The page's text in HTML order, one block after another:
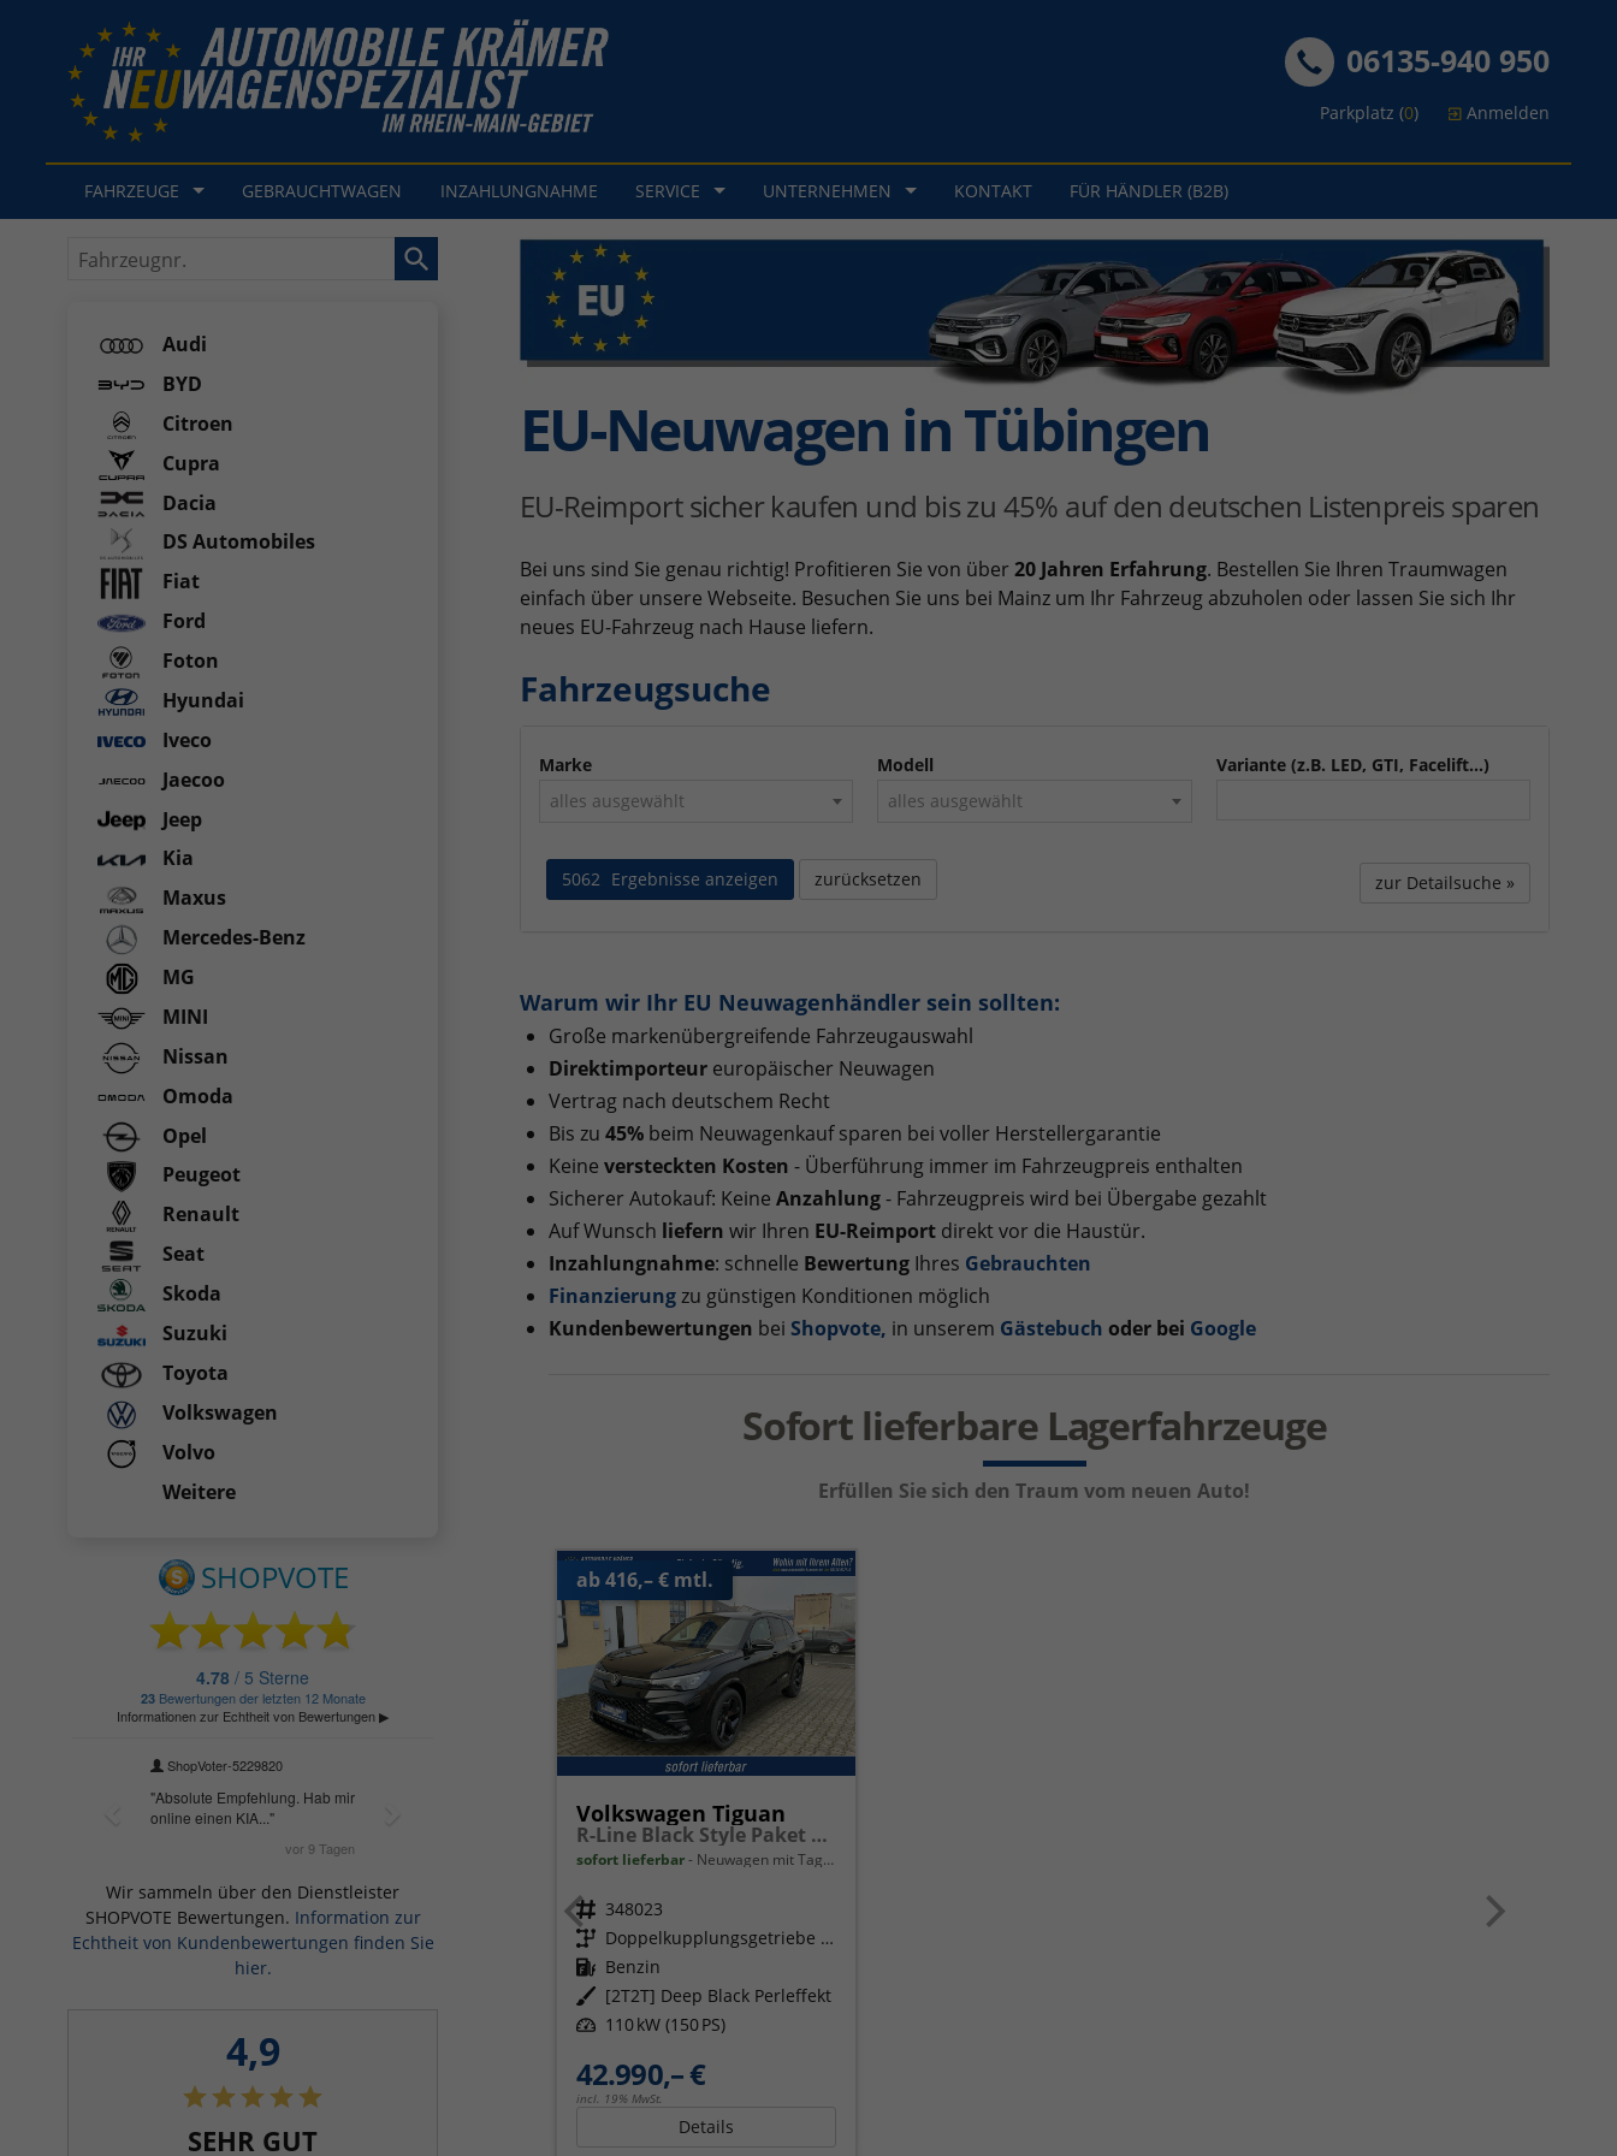
06135-940 950
Parkplatz (0) Anmelden
FAHRZEUGE GEBRAUCHTWAGEN INZAHLUNGNAHME SERVICE UNTERNEHMEN KONTAKT FÜR HÄNDLER (B2B)
EU-Neuwagen in Tübingen
EU-Reimport sicher kaufen und bis zu 45% auf den deutschen Listenpreis sparen
Bei uns sind Sie genau richtig! Profitieren Sie von über 20 Jahren Erfahrung. Bestellen Sie Ihren Traumwagen
einfach über unsere Webseite. Besuchen Sie uns bei Mainz um Ihr Fahrzeug abzuholen oder lassen Sie sich Ihr
neues EU-Fahrzeug nach Hause liefern.
Fahrzeugsuche
Marke
alles ausgewählt
Modell
alles ausgewählt
Variante (z.B. LED, GTI, Facelift...)
5062 Ergebnisse anzeigen zurücksetzen zur Detailsuche »
Warum wir Ihr EU Neuwagenhändler sein sollten:
Große markenübergreifende Fahrzeugauswahl
Direktimporteureuropäischer Neuwagen
Vertrag nach deutschem Recht
Bis zu 45%beim Neuwagenkauf sparen bei voller Herstellergarantie
Keine versteckten Kosten - Überführung immer im Fahrzeugpreis enthalten
Sicherer Autokauf: Keine Anzahlung- Fahrzeugpreis wird bei Übergabe gezahlt
Auf Wunsch liefern wir Ihren EU-Reimportdirekt vor die Haustür.
Inzahlungnahme: schnelle BewertungIhres Gebrauchten
Finanzierungzu günstigen Konditionen möglich
Kundenbewertungen bei Shopvote, in unserem Gästebuch oder bei Google
Sofort lieferbare Lagerfahrzeuge
Erfüllen Sie sich den Traum vom neuen Auto!
ab 416,– € mtl.
Volkswagen Tiguan
R-Line Black Style Paket Navi Matrix-LED ACC
sofort lieferbar Neuwagen mit Tageszulassung
Fahrzeugnr. 348023
Getriebe
Doppelkupplungsgetriebe (DSG)
Kraftstoff Benzin
Außenfarbe [2T2T] Deep Black Perleffekt
Leistung 110 kW (150 PS)
42.990,– €
incl. 19% MwSt.
Details
Fahrzeugnr.
Audi
BYD
Citroen
Cupra
Dacia
DS Automobiles
Fiat
Ford
Foton
Hyundai
Iveco
Jaecoo
Jeep
Kia
Maxus
Mercedes-Benz
MG
MINI
Nissan
Omoda
Opel
Peugeot
Renault
Seat
Skoda
Suzuki
Toyota
Volkswagen
Volvo
Weitere
Wir sammeln über den Dienstleister
SHOPVOTE Bewertungen. Information zur
Echtheit von Kundenbewertungen finden Sie
hier.
4,9
SEHR GUT